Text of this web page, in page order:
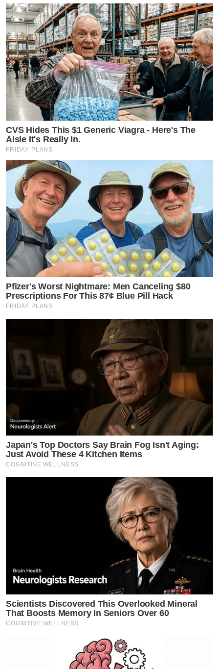
CVS Hides This $1 Generic Viagra - Here's The
Aisle It's Really In.
FRIDAY PLANS
Pfizer's Worst Nightmare: Men Canceling $80
Prescriptions For This 87¢ Blue Pill Hack
FRIDAY PLANS
Japan's Top Doctors Say Bra​in Fo​g Isn't Aging:
Just Avoid These 4 Kitchen Items
COGNITIVE WELLNESS
Scientists Discovered This Overlooked Mineral
That Boosts Memory In Seniors Over 60
COGNITIVE WELLNESS